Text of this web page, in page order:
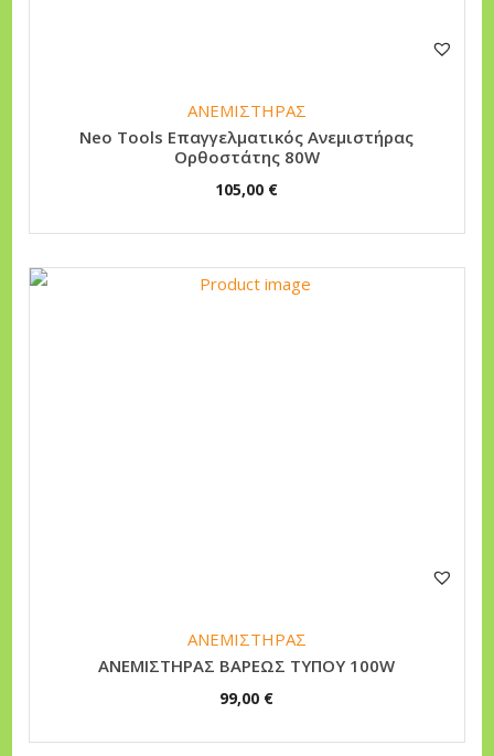
ΑΝΕΜΙΣΤΗΡΑΣ
Neo Tools Επαγγελματικός Ανεμιστήρας
Ορθοστάτης 80W
105,00 €
ΑΝΕΜΙΣΤΗΡΑΣ
ΑΝΕΜΙΣΤΗΡΑΣ ΒΑΡΕΩΣ ΤΥΠΟΥ 100W
99,00 €